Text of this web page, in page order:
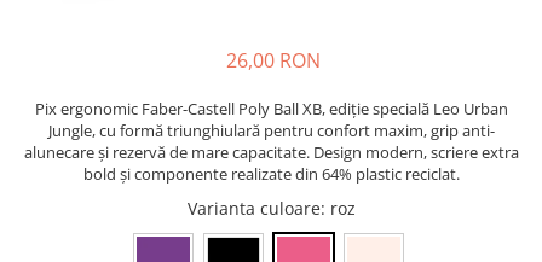
Stilouri
Seturi de scris Premium
Instrumente de scris eco
Creioane mecanice si grafit
26,00 RON
Pix ergonomic Faber-Castell Poly Ball XB, ediție specială Leo Urban
Jungle, cu formă triunghiulară pentru confort maxim, grip anti-
alunecare și rezervă de mare capacitate. Design modern, scriere extra
bold și componente realizate din 64% plastic reciclat.
Varianta culoare: roz